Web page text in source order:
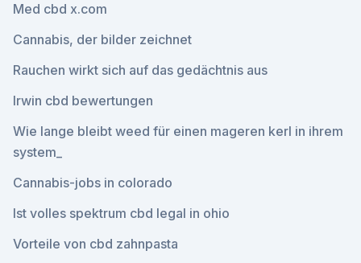
Med cbd x.com
Cannabis, der bilder zeichnet
Rauchen wirkt sich auf das gedächtnis aus
Irwin cbd bewertungen
Wie lange bleibt weed für einen mageren kerl in ihrem
system_
Cannabis-jobs in colorado
Ist volles spektrum cbd legal in ohio
Vorteile von cbd zahnpasta